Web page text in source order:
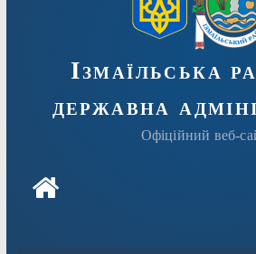
Ізмаїльська
державна
Офіційний веб-